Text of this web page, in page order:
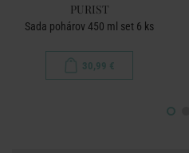
PURIST
Sada pohárov 450 ml set 6 ks
30,99 €